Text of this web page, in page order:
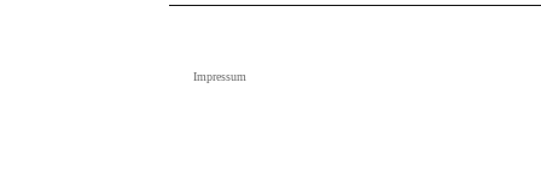
Impressum